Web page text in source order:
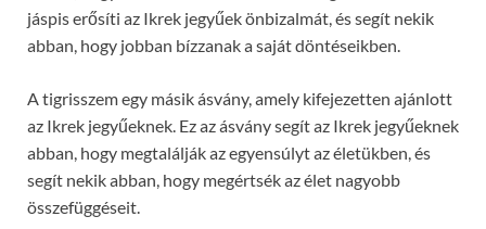
jáspis erősíti az Ikrek jegyűek önbizalmát, és segít nekik
abban, hogy jobban bízzanak a saját döntéseikben.
A tigrisszem egy másik ásvány, amely kifejezetten ajánlott
az Ikrek jegyűeknek. Ez az ásvány segít az Ikrek jegyűeknek
abban, hogy megtalálják az egyensúlyt az életükben, és
segít nekik abban, hogy megértsék az élet nagyobb
összefüggéseit.